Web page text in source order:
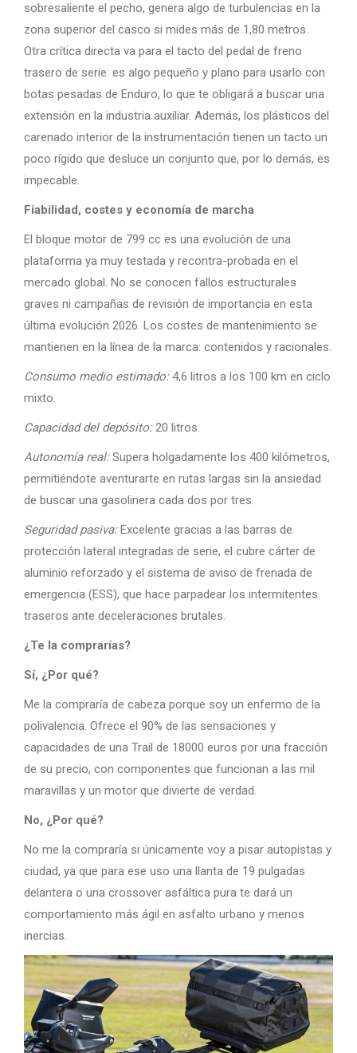
sobresaliente el pecho, genera algo de turbulencias en la
zona superior del casco si mides más de 1,80 metros.
Otra crítica directa va para el tacto del pedal de freno
trasero de serie: es algo pequeño y plano para usarlo con
botas pesadas de Enduro, lo que te obligará a buscar una
extensión en la industria auxiliar. Además, los plásticos del
carenado interior de la instrumentación tienen un tacto un
poco rígido que desluce un conjunto que, por lo demás, es
impecable.
Fiabilidad, costes y economía de marcha
El bloque motor de 799 cc es una evolución de una
plataforma ya muy testada y recontra-probada en el
mercado global. No se conocen fallos estructurales
graves ni campañas de revisión de importancia en esta
última evolución 2026. Los costes de mantenimiento se
mantienen en la línea de la marca: contenidos y racionales.
Consumo medio estimado:4,6 litros a los 100 km en ciclo
mixto.
Capacidad del depósito:20 litros.
Autonomía real:Supera holgadamente los 400 kilómetros,
permitiéndote aventurarte en rutas largas sin la ansiedad
de buscar una gasolinera cada dos por tres.
Seguridad pasiva:Excelente gracias a las barras de
protección lateral integradas de serie, el cubre cárter de
aluminio reforzado y el sistema de aviso de frenada de
emergencia (ESS), que hace parpadear los intermitentes
traseros ante deceleraciones brutales.
¿Te la comprarías?
Sí, ¿Por qué?
Me la compraría de cabeza porque soy un enfermo de la
polivalencia. Ofrece el 90% de las sensaciones y
capacidades de una Trail de 18000 euros por una fracción
de su precio, con componentes que funcionan a las mil
maravillas y un motor que divierte de verdad.
No, ¿Por qué?
No me la compraría si únicamente voy a pisar autopistas y
ciudad, ya que para ese uso una llanta de 19 pulgadas
delantera o una crossover asfáltica pura te dará un
comportamiento más ágil en asfalto urbano y menos
inercias.